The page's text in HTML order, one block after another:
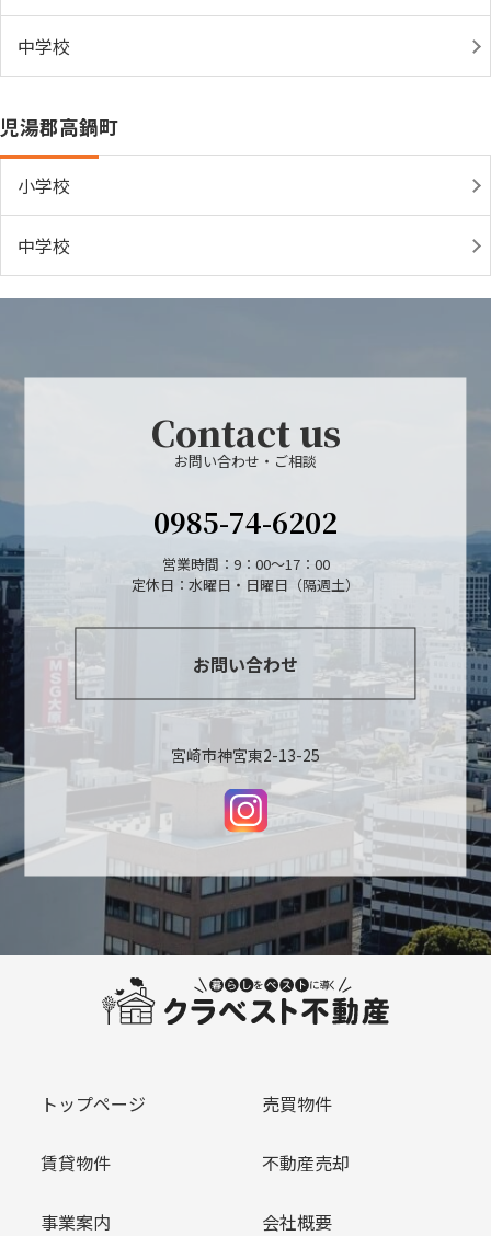
中学校
児湯郡高鍋町
小学校
中学校
Contact us
お問い合わせ・ご相談
0985-74-6202
営業時間：9：00～17：00
定休日：水曜日・日曜日（隔週土）
お問い合わせ
宮崎市神宮東2-13-25
トップページ 売買物件
賃貸物件 不動産売却
事業案内 会社概要